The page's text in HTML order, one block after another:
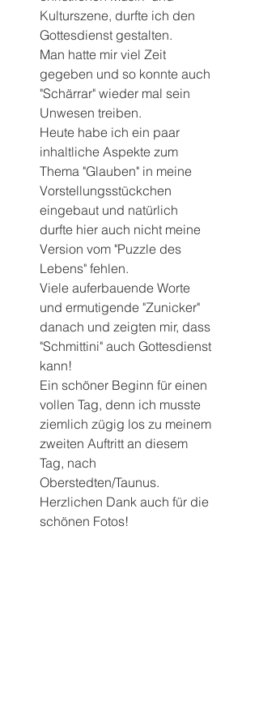
Kulturszene, durfte ich den
Gottesdienst gestalten.
Man hatte mir viel Zeit
gegeben und so konnte auch
"Schärrar" wieder mal sein
Unwesen treiben.
Heute habe ich ein paar
inhaltliche Aspekte zum
Thema "Glauben" in meine
Vorstellungsstückchen
eingebaut und natürlich
durfte hier auch nicht meine
Version vom "Puzzle des
Lebens" fehlen.
Viele auferbauende Worte
und ermutigende "Zunicker"
danach und zeigten mir, dass
"Schmittini" auch Gottesdienst
kann!
Ein schöner Beginn für einen
vollen Tag, denn ich musste
ziemlich zügig los zu meinem
zweiten Auftritt an diesem
Tag, nach
Oberstedten/Taunus.
Herzlichen Dank auch für die
schönen Fotos!